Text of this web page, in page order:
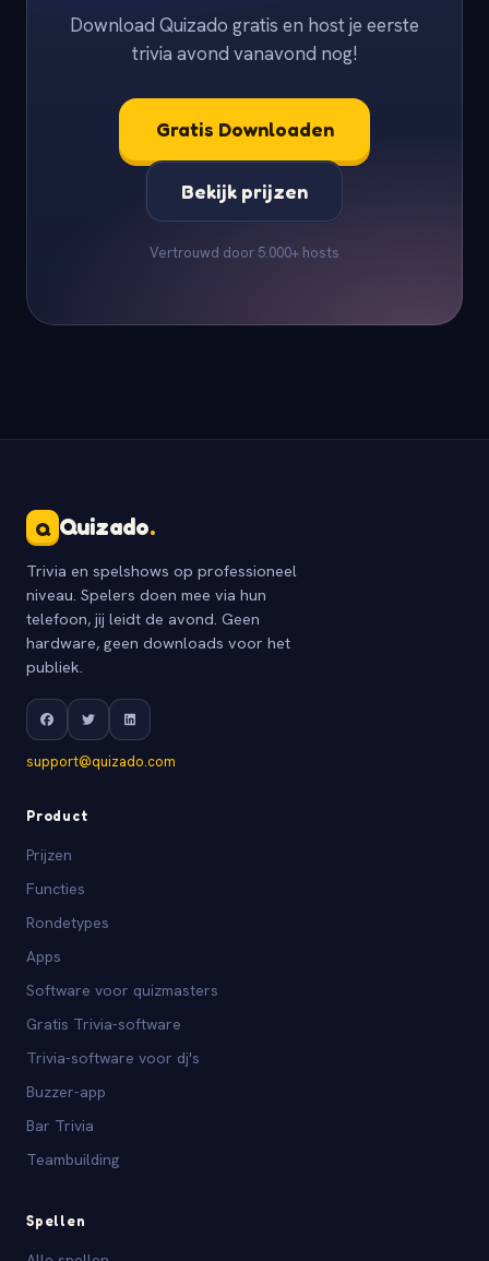
Download Quizado gratis en host je eerste
trivia avond vanavond nog!
Gratis Downloaden
Bekijk prijzen
Vertrouwd door 5.000+ hosts
Q Quizado.
Trivia en spelshows op professioneel
niveau. Spelers doen mee via hun
telefoon, jij leidt de avond. Geen
hardware, geen downloads voor het
publiek.
support@quizado.com
Product
Prijzen
Functies
Rondetypes
Apps
Software voor quizmasters
Gratis Trivia-software
Trivia-software voor dj's
Buzzer-app
Bar Trivia
Teambuilding
Spellen